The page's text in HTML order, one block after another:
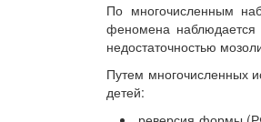
По многочисленным
феномена наблюдается
недостаточностью
Путем многочисленных
детей: